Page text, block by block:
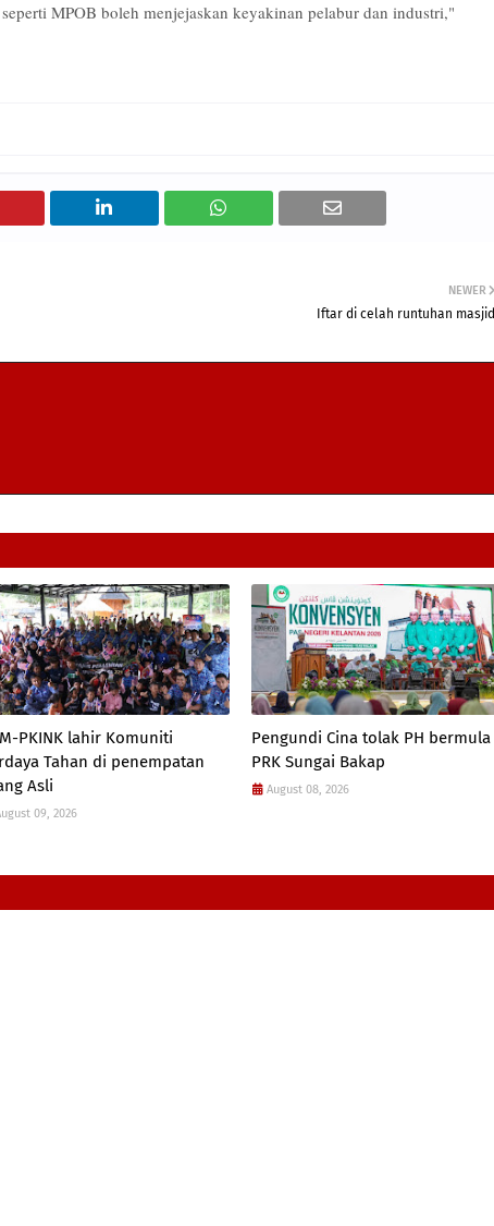
MPOB boleh menjejaskan keyakinan pelabur dan industri,"
NEWER
Iftar di celah runtuhan masjid
PKINK lahir Komuniti
Tahan di penempatan
Asli
09, 2026
Pengundi Cina tolak PH bermula
PRK Sungai Bakap
August 08, 2026